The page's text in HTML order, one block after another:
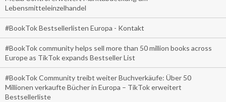
Lebensmitteleinzelhandel
#BookTok Bestsellerlisten Europa - Kontakt
#BookTok community helps sell more than 50 million books across
Europe as TikTok expands Bestseller List
#BookTok Community treibt weiter Buchverkäufe: Über 50
Millionen verkaufte Bücher in Europa – TikTok erweitert
Bestsellerliste